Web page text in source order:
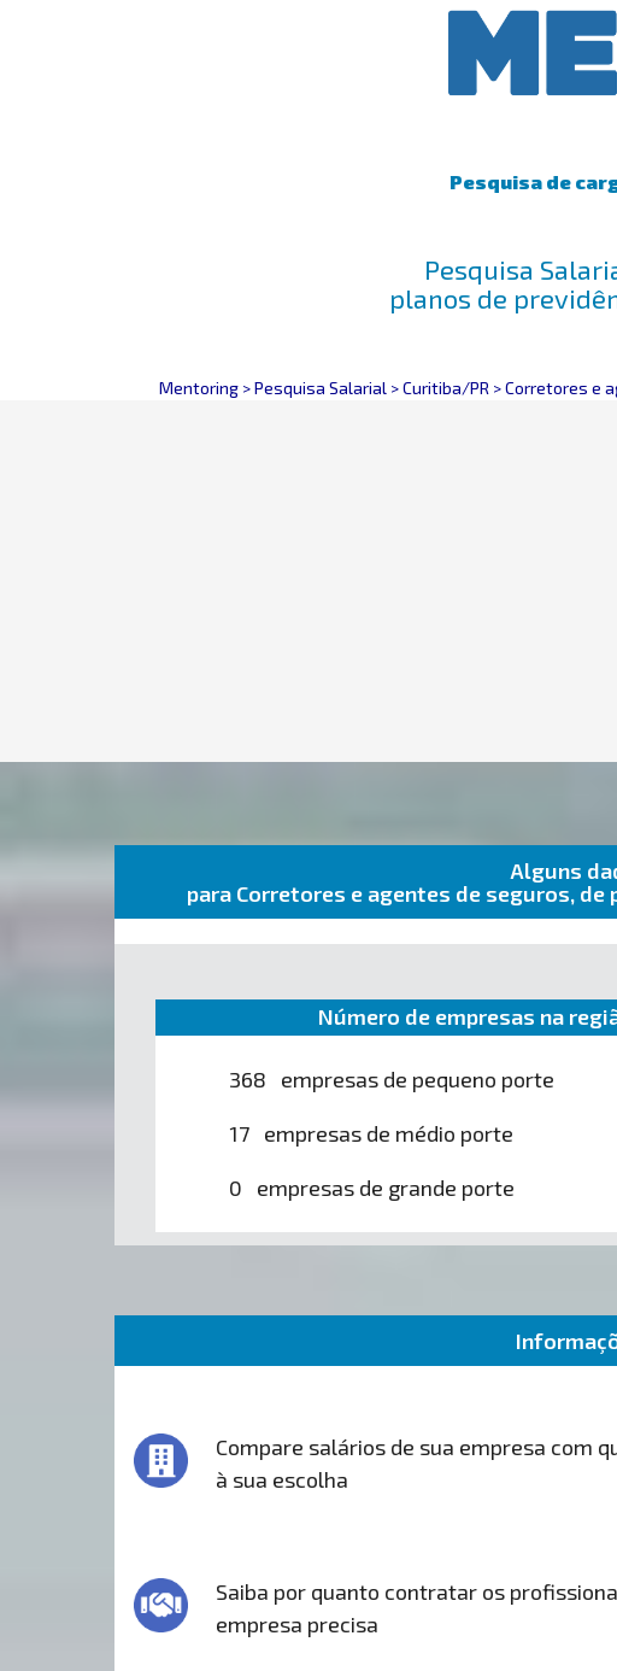
Pesquisa de
Pesquisa
planos de
Mentoring >Pesquisa Salarial >Curitiba/PR >Corretores e
Alguns
para Corretores e agentes de seguros,
Número de empresas na
368 empresas de pequeno porte
17 empresas de médio porte
0 empresas de grande porte
Compare salários de sua empresa com
à sua escolha
Saiba por quanto contratar os
empresa precisa